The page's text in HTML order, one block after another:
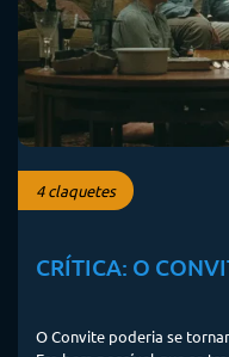
4 claquetes
CRÍTICA: O
O Convite poderia se